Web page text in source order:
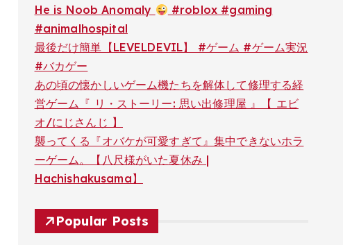
He is Noob Anomaly
#roblox #gaming
#animalhospital
最後だけ簡単【LEVELDEVIL】 #ゲーム #ゲーム実況
#バカゲー
あの頃の懐かしいゲーム機たちを解体して修理する経
営ゲーム『 リ・ストーリー: 思い出修理屋 』【 エビ
オ/にじさんじ 】
襲ってくる『オバケが可愛すぎて』集中できないホラ
ーゲーム。【八尺様がいた夏休み |
Hachishakusama】
Popular Posts